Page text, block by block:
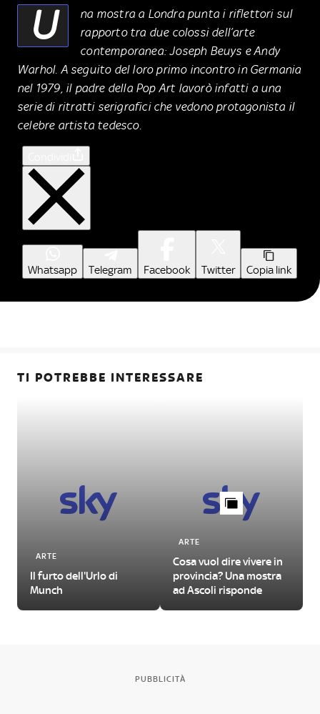
U
na mostra a Londra punta i riflettori sul
rapporto tra due colossi dell’arte
contemporanea: Joseph Beuys e Andy
Warhol. A seguito del loro primo incontro in Germania
nel 1979, il padre della Pop Art lavorò infatti a una
serie di ritratti serigrafici che vedono protagonista il
celebre artista tedesco.
Whatsapp Telegram Facebook Twitter Copia link
TI POTREBBE INTERESSARE
ARTE
Il furto dell'Urlo di
Munch
ARTE
Cosa vuol dire vivere in
provincia? Una mostra
ad Ascoli risponde
PUBBLICITÀ